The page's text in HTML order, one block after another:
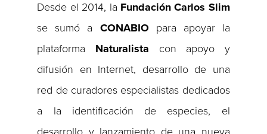
Desde el 2014, la Fundación Carlos Slim
se sumó a CONABIO para apoyar la
plataforma Naturalista con apoyo y
difusión en Internet, desarrollo de una
red de curadores especialistas dedicados
a la identificación de especies, el